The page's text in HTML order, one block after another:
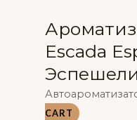
Escada
CART